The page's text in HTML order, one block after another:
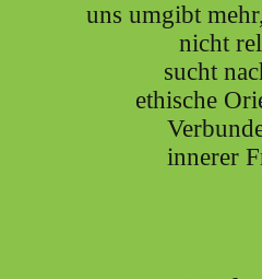
uns umgibt
nicht
sucht
ethische
innerer